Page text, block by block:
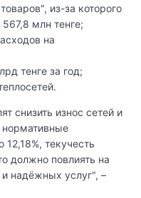
из-за которого
млн тенге;
на
тенге за год;
снизить износ сетей и
нормативные
12,18%, текучесть
должно повлиять на
надёжных услуг", –